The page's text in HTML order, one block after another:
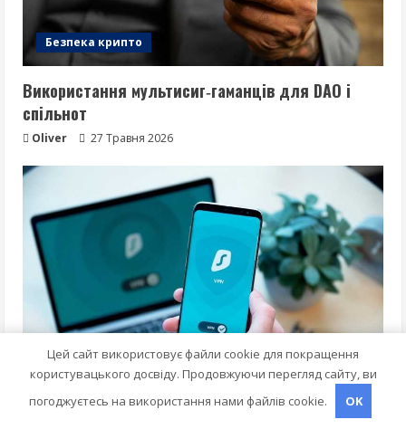
Безпека крипто
Використання мультисиг‑гаманців для DAO і
спільнот
Oliver 27 Травня 2026
Безпека крипто
Цей сайт використовує файли cookie для покращення
користувацького досвіду. Продовжуючи перегляд сайту, ви
погоджуєтесь на використання нами файлів cookie.
OK